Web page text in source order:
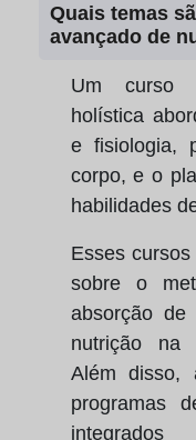
Quais temas
avançado de
Um curso
holística
e fisiologia,
corpo, e o
habilidades
Esses
sobre o
absorção
nutrição na
Além disso,
programas